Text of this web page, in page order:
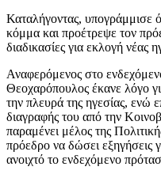
Καταλήγοντας, υπογράμμισε
κόμμα και προέτρεψε τον
διαδικασίες για εκλογή νέας
Αναφερόμενος στο
Θεοχαρόπουλος έκανε λόγο
την πλευρά της ηγεσίας, ενώ
διαγραφής του από την
παραμένει μέλος της
πρόεδρο να δώσει εξηγήσεις
ανοιχτό το ενδεχόμενο